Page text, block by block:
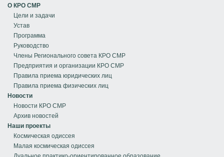
О КРО СМР
Цели и задачи
Устав
Программа
Руководство
Члены Регионального совета КРО СМР
Предприятия и организации КРО СМР
Правила приема юридических лиц
Правила приема физических лиц
Новости
Новости КРО СМР
Архив новостей
Наши проекты
Космическая одиссея
Малая космическая одиссея
Дуальное практико-ориентированное образование